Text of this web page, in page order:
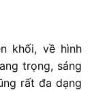
khối, về hình
trọng, sáng
rất đa dạng